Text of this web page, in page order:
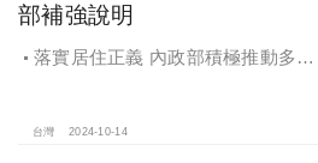
部補強說明
落實居住正義 內政部積極推動多元
台灣 2024-10-14